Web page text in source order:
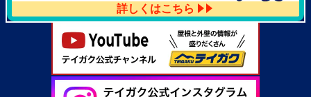
詳しくはこちら